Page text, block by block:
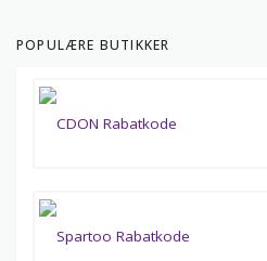
POPULÆRE BUTIKKER